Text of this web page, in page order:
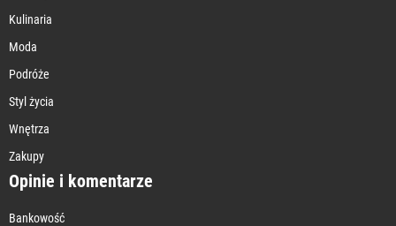
Kulinaria
Moda
Podróże
Styl życia
Wnętrza
Zakupy
Opinie i komentarze
Bankowość